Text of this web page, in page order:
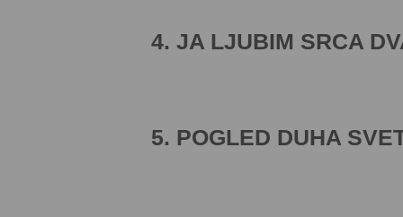
4. JA LJUBIM SRCA
5. POGLED DUHA